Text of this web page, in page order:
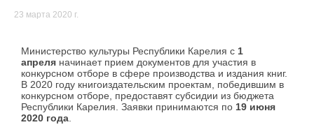
23 марта 2020 г.
Министерство культуры Республики Карелия с 1
апреля начинает прием документов для участия в
конкурсном отборе в сфере производства и издания книг.
В 2020 году книгоиздательским проектам, победившим в
конкурсном отборе, предоставят субсидии из бюджета
Республики Карелия. Заявки принимаются по 19 июня
2020 года